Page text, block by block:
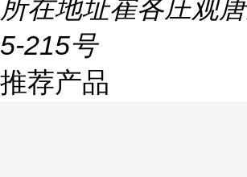
所在地址崔各庄观
5-215号
推荐产品